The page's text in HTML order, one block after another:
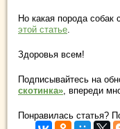
Но какая порода собак
этой статье.
Здоровья всем!
Подписывайтесь на
скотинка», впереди
Понравилась статья?